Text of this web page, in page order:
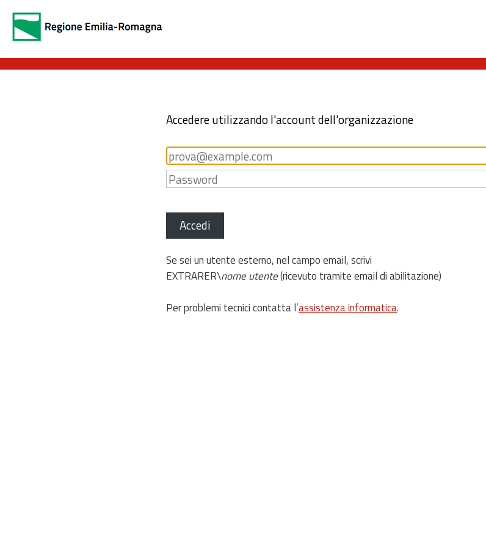
Accedere utilizzando l'account dell'organizzazione
Accedi
Se sei un utente esterno, nel campo email, scrivi
EXTRARER\nome utente(ricevuto tramite email di abilitazione)
Per problemi tecnici contatta l’assistenza informatica.